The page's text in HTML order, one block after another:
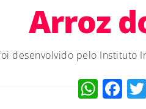
Arroz
desenvolvido pelo Instituto